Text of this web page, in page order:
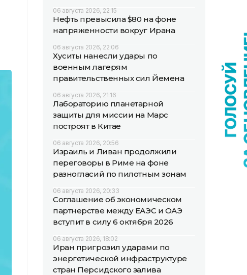
06 августа 2026, 22:15
Нефть превысила $80 на фоне
напряженности вокруг Ирана
06 августа 2026, 22:06
Хуситы нанесли удары по
военным лагерям
правительственных сил Йемена
06 августа 2026, 21:16
Лабораторию планетарной
защиты для миссии на Марс
построят в Китае
06 августа 2026, 20:56
Израиль и Ливан продолжили
переговоры в Риме на фоне
разногласий по пилотным зонам
06 августа 2026, 20:33
Соглашение об экономическом
партнерстве между ЕАЭС и ОАЭ
вступит в силу 6 октября 2026
06 августа 2026, 18:02
Иран пригрозил ударами по
энергетической инфраструктуре
стран Персидского залива